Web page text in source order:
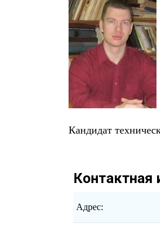
Кандидат
Адрес: